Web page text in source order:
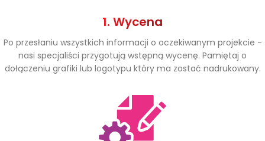
1. Wycena
Po przesłaniu wszystkich informacji o oczekiwanym projekcie -
nasi specjaliści przygotują wstępną wycenę. Pamiętaj o
dołączeniu grafiki lub logotypu który ma zostać nadrukowany.